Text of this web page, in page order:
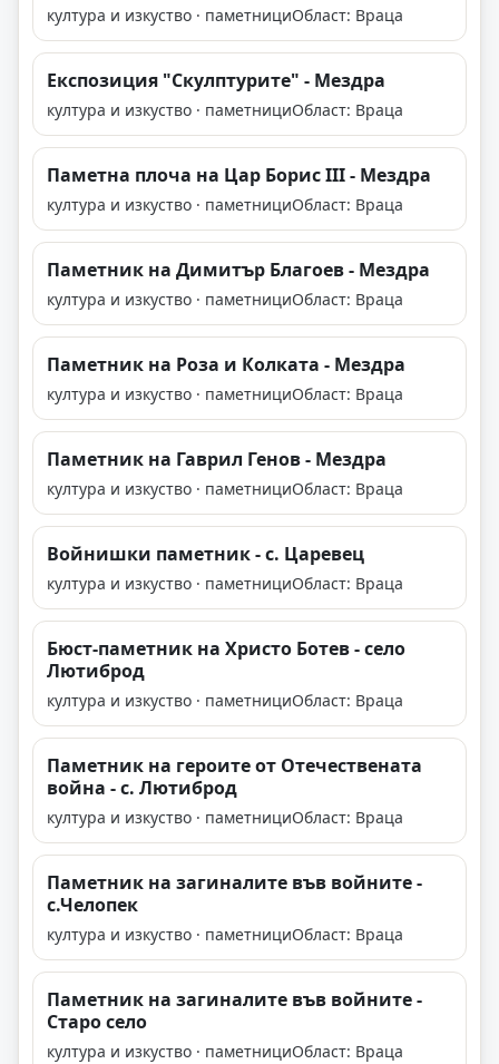
култура и изкуство · паметнициОбласт: Враца
Експозиция "Скулптурите" - Мездра
култура и изкуство · паметнициОбласт: Враца
Паметна плоча на Цар Борис III - Мездра
култура и изкуство · паметнициОбласт: Враца
Паметник на Димитър Благоев - Мездра
култура и изкуство · паметнициОбласт: Враца
Паметник на Роза и Колката - Мездра
култура и изкуство · паметнициОбласт: Враца
Паметник на Гаврил Генов - Мездра
култура и изкуство · паметнициОбласт: Враца
Войнишки паметник - с. Царевец
култура и изкуство · паметнициОбласт: Враца
Бюст-паметник на Христо Ботев - село
Лютиброд
култура и изкуство · паметнициОбласт: Враца
Паметник на героите от Отечествената
война - с. Лютиброд
култура и изкуство · паметнициОбласт: Враца
Паметник на загиналите във войните -
с.Челопек
култура и изкуство · паметнициОбласт: Враца
Паметник на загиналите във войните -
Старо село
култура и изкуство · паметнициОбласт: Враца